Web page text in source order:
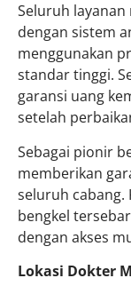
Seluruh
dengan sistem
menggunakan
standar tinggi.
garansi uang
setelah
Sebagai pionir
memberikan
seluruh cabang.
bengkel
dengan akses
Lokasi Dokter